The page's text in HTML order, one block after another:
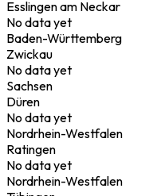
Esslingen am Neckar
No data yet
Baden-Württemberg
Zwickau
No data yet
Sachsen
Düren
No data yet
Nordrhein-Westfalen
Ratingen
No data yet
Nordrhein-Westfalen